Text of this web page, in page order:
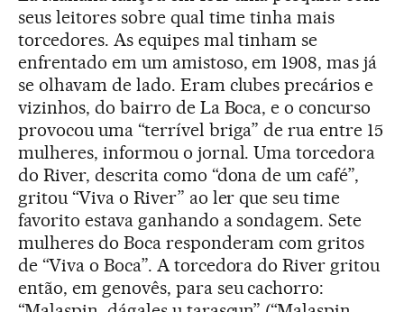
seus leitores sobre qual time tinha mais
torcedores. As equipes mal tinham se
enfrentado em um amistoso, em 1908, mas já
se olhavam de lado. Eram clubes precários e
vizinhos, do bairro de La Boca, e o concurso
provocou uma “terrível briga” de rua entre 15
mulheres, informou o jornal. Uma torcedora
do River, descrita como “dona de um café”,
gritou “Viva o River” ao ler que seu time
favorito estava ganhando a sondagem. Sete
mulheres do Boca responderam com gritos
de “Viva o Boca”. A torcedora do River gritou
então, em genovês, para seu cachorro: